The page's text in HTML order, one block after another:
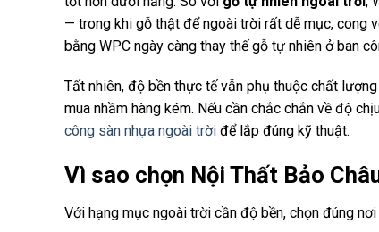
— trong khi gỗ thật để ngoài trời rất dễ mục, cong
bằng WPC ngày càng thay thế gỗ tự nhiên ở ban
Tất nhiên, độ bền thực tế vẫn phụ thuộc chất
mua nhầm hàng kém. Nếu cần chắc chắn về độ
công sàn nhựa ngoài trời để lắp đúng kỹ thuật.
Vì sao chọn Nội Thất Bảo
Với hạng mục ngoài trời cần độ bền, chọn đúng